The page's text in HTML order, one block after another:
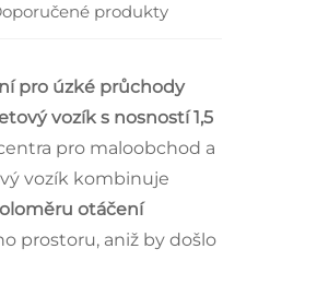
produkty
pro úzké průchody
vozík s nosností 1,5
pro maloobchod a
vozík kombinuje
otáčení
prostoru, aniž by došlo